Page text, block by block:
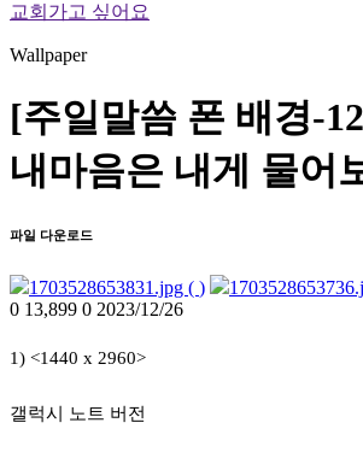
교회가고 싶어요
Wallpaper
[주일말씀 폰 배경-
내마음은 내게 물어
파일 다운로드
1703528653831.jpg ( )
0 13,899 0 2023/12/26
1) <1440 x 2960>
갤럭시 노트 버전